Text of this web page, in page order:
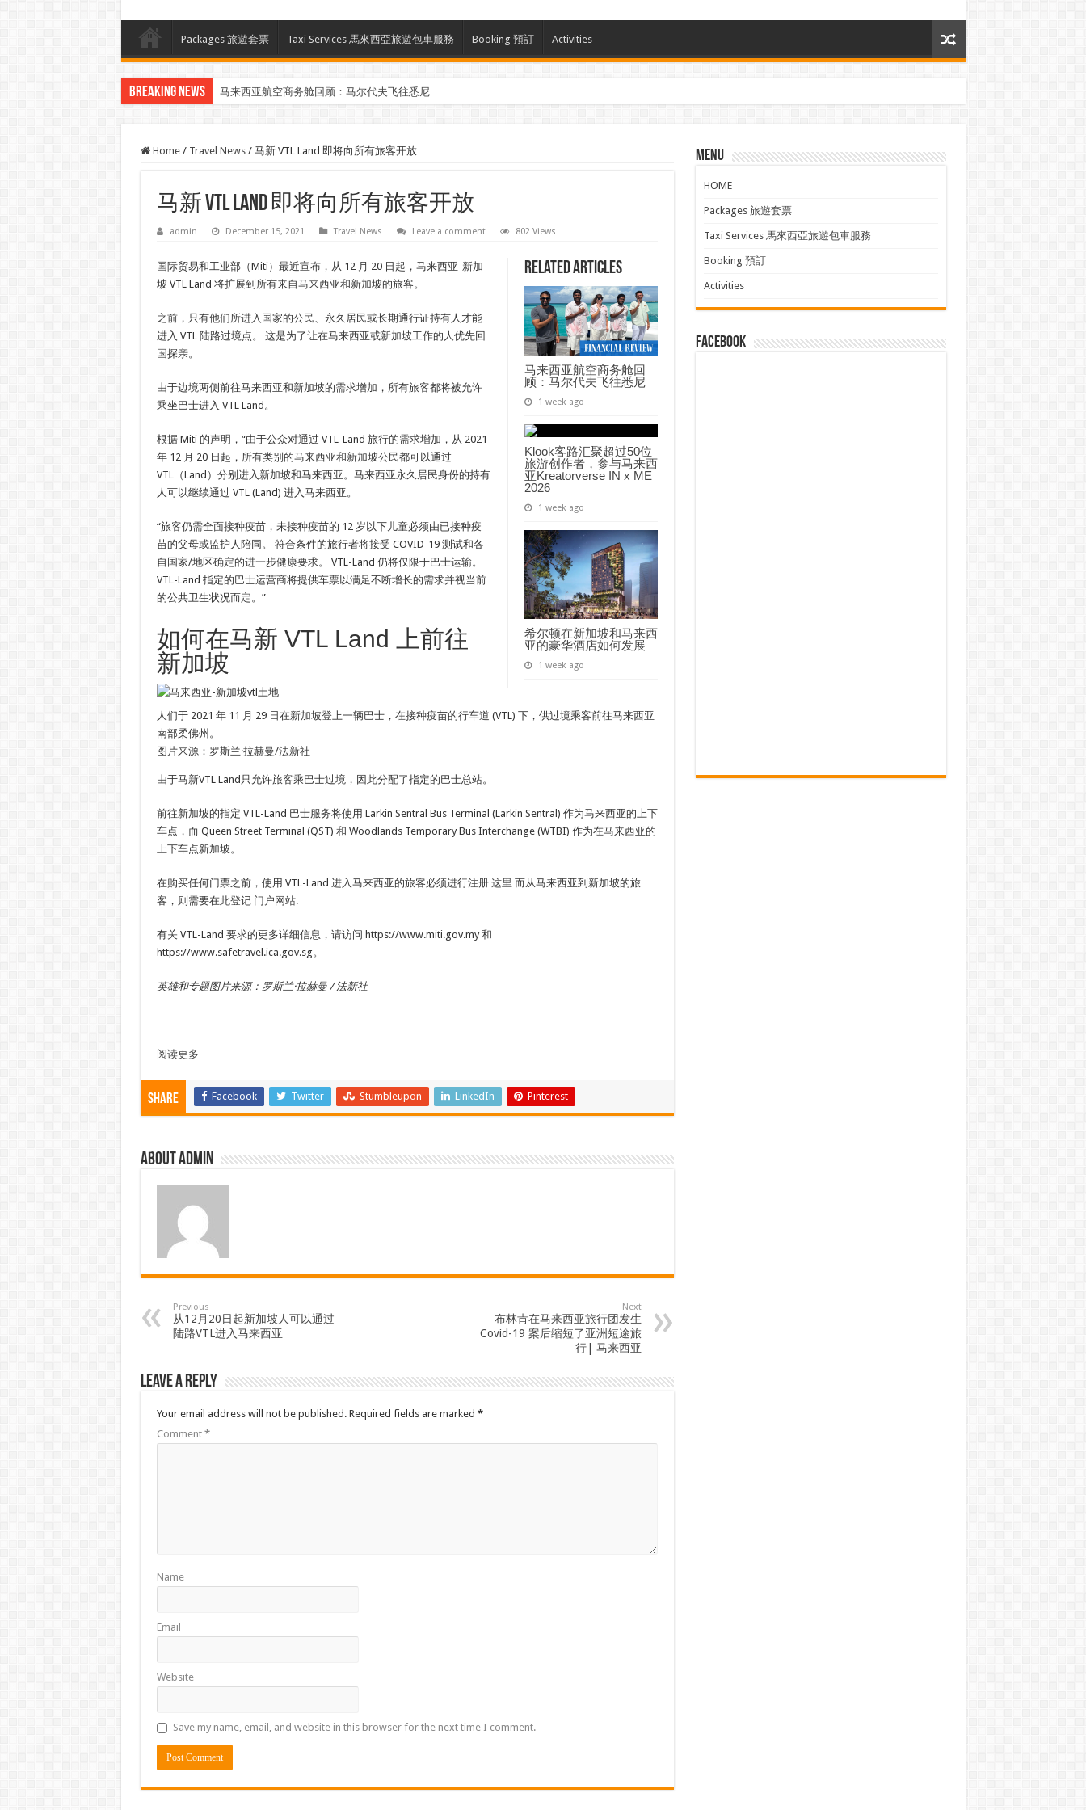
Packages 旅遊套票 Taxi Services 馬來西亞旅遊包車服務 Booking 預訂 Activities
Breaking News 马来西亚航空商务舱回顾：马尔代夫飞往悉尼
Home / Travel News / 马新 VTL Land 即将向所有旅客开放
马新 VTL Land 即将向所有旅客开放
admin December 15, 2021 Travel News Leave a comment 802 Views
Related Articles
马来西亚航空商务舱回
顾：马尔代夫飞往悉尼
1 week ago
Klook客路汇聚超过50位
旅游创作者，参与马来西
亚Kreatorverse IN x ME
2026
1 week ago
希尔顿在新加坡和马来西
亚的豪华酒店如何发展
1 week ago
国际贸易和工业部（Miti）最近宣布，从 12 月 20 日起，马来西亚-新加
坡 VTL Land 将扩展到所有来自马来西亚和新加坡的旅客。
之前，只有他们所进入国家的公民、永久居民或长期通行证持有人才能
进入 VTL 陆路过境点。 这是为了让在马来西亚或新加坡工作的人优先回
国探亲。
由于边境两侧前往马来西亚和新加坡的需求增加，所有旅客都将被允许
乘坐巴士进入 VTL Land。
根据 Miti 的声明，“由于公众对通过 VTL-Land 旅行的需求增加，从 2021
年 12 月 20 日起，所有类别的马来西亚和新加坡公民都可以通过
VTL（Land）分别进入新加坡和马来西亚。马来西亚永久居民身份的持有
人可以继续通过 VTL (Land) 进入马来西亚。
“旅客仍需全面接种疫苗，未接种疫苗的 12 岁以下儿童必须由已接种疫
苗的父母或监护人陪同。 符合条件的旅行者将接受 COVID-19 测试和各
自国家/地区确定的进一步健康要求。 VTL-Land 仍将仅限于巴士运输。
VTL-Land 指定的巴士运营商将提供车票以满足不断增长的需求并视当前
的公共卫生状况而定。”
如何在马新 VTL Land 上前往
新加坡
人们于 2021 年 11 月 29 日在新加坡登上一辆巴士，在接种疫苗的行车道 (VTL) 下，供过境乘客前往马来西亚
南部柔佛州。
图片来源：罗斯兰·拉赫曼/法新社
由于马新VTL Land只允许旅客乘巴士过境，因此分配了指定的巴士总站。
前往新加坡的指定 VTL-Land 巴士服务将使用 Larkin Sentral Bus Terminal (Larkin Sentral) 作为马来西亚的上下
车点，而 Queen Street Terminal (QST) 和 Woodlands Temporary Bus Interchange (WTBI) 作为在马来西亚的
上下车点新加坡。
在购买任何门票之前，使用 VTL-Land 进入马来西亚的旅客必须进行注册 这里 而从马来西亚到新加坡的旅
客，则需要在此登记 门户网站.
有关 VTL-Land 要求的更多详细信息，请访问 https://www.miti.gov.my 和
https://www.safetravel.ica.gov.sg。
英雄和专题图片来源：罗斯兰·拉赫曼 / 法新社
阅读更多
Share Facebook Twitter Stumbleupon LinkedIn Pinterest
About admin
Previous
从12月20日起新加坡人可以通过
陆路VTL进入马来西亚
Next
布林肯在马来西亚旅行团发生
Covid-19 案后缩短了亚洲短途旅
行| 马来西亚
Leave a Reply
Your email address will not be published. Required fields are marked *
Comment *
Name
Email
Website
Save my name, email, and website in this browser for the next time I comment.
Menu
HOME
Packages 旅遊套票
Taxi Services 馬來西亞旅遊包車服務
Booking 預訂
Activities
facebook